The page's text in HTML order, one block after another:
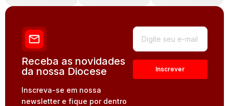
Receba as novidades
da nossa Diocese
Inscreva-se em nossa
newsletter e fique por dentro